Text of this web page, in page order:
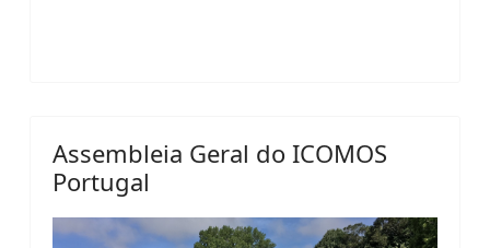
Assembleia Geral do ICOMOS
Portugal